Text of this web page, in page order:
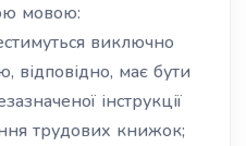
мовою:
виключно
відповідно, має бути
інструкції
трудових книжок;